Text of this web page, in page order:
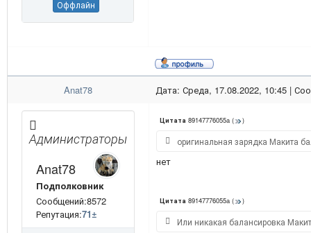
Оффлайн
Anat78 Дата: Среда, 17.08.2022, 10:45 |
Администраторы
Anat78
Подполковник
Сообщений:8572
Репутация:71±
Цитата 89147776055a ( )
оригинальная зарядка Макита
нет
Цитата 89147776055a ( )
Или никакая балансировка